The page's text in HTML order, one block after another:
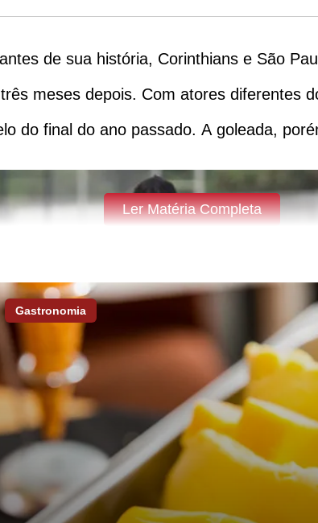
de sua história, Corinthians e São
meses depois. Com atores diferentes
do final do ano passado. A goleada,
Ler Matéria Completa
Gastronomia